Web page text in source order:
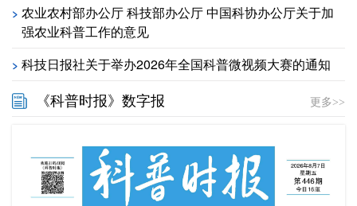
> 农业农村部办公厅 科技部办公厅 中国科协办公厅关于加
强农业科普工作的意见
> 科技日报社关于举办2026年全国科普微视频大赛的通知
《科普时报》数字报 更多>>